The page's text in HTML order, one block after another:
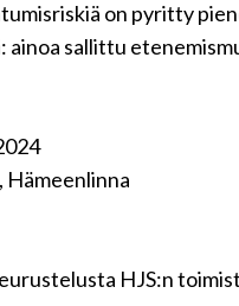
on pyritty
ainoa sallittu
Hämeenlinna
HJS:n